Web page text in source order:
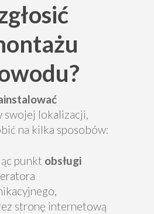
swojej lokalizacji,
na kilka sposobów:
punkt obsługi
stronę internetową